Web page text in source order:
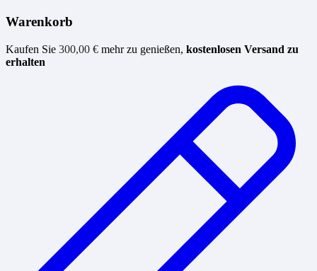
Warenkorb
Kaufen Sie 300,00 € mehr zu genießen, kostenlosen Versand zu
erhalten